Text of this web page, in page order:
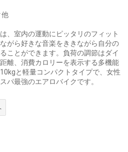
他
、室内の運動にピッタリのフィット
がら好きな音楽をききながら自分の
ことができます。負荷の調節はダイ
離、消費カロリーを表示する多機能
と軽量コンパクトタイプで、女性
パ最強のエアロバイクです。